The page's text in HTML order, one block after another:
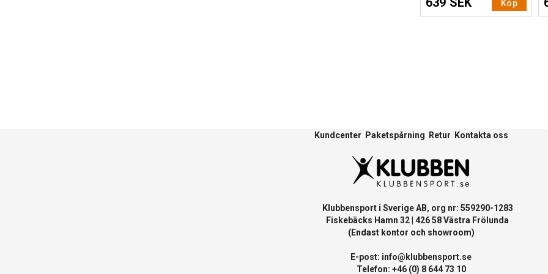
Köp
Kundcenter Paketspårning Retur Kontakta oss
Klubbensport i Sverige AB, org nr: 559290-1283
Fiskebäcks Hamn 32 | 426 58 Västra Frölunda
(Endast kontor och showroom)
E-post: info@klubbensport.se
Telefon: +46 (0) 8 644 73 10